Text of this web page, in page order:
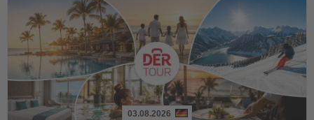
03.08.2026